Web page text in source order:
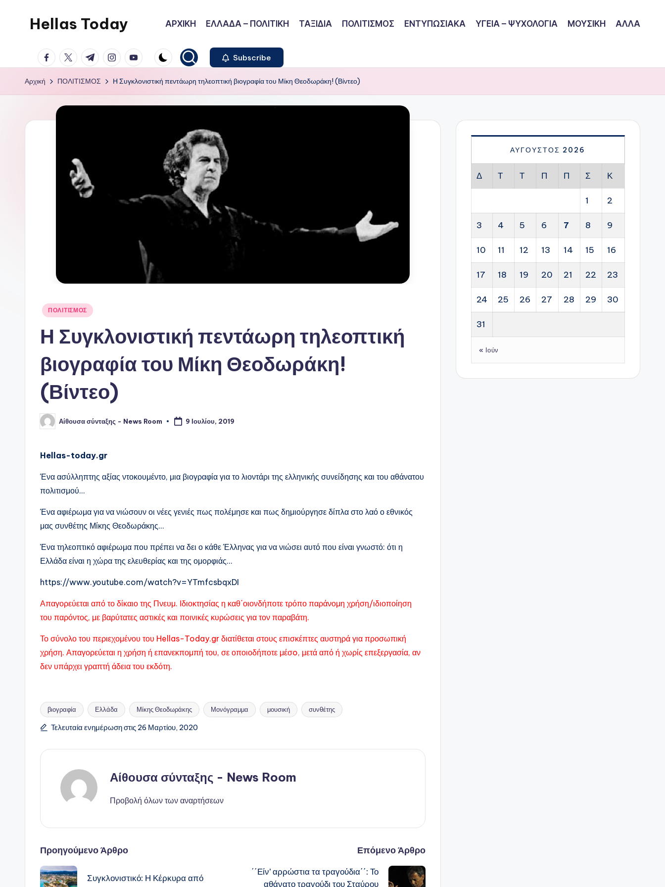
Μετάβαση
περιεχόμενο
Hellas Today ΑΡΧΙΚΗ ΕΛΛΑΔΑ – ΠΟΛΙΤΙΚΗ ΤΑΞΙΔΙΑ ΠΟΛΙΤΙΣΜΟΣ ΕΝΤΥΠΩΣΙΑΚΑ ΥΓΕΙΑ – ΨΥΧΟΛΟΓΙΑ ΜΟΥΣΙΚΗ ΑΛΛΑ
facebook.com
twitter.com
t.me instagram.com
youtube.com Subscribe
Αρχική ΠΟΛΙΤΙΣΜΟΣ Η Συγκλονιστική πεντάωρη τηλεοπτική βιογραφία του Μίκη Θεοδωράκη! (Βίντεο)
Αναρτήθηκε
ΠΟΛΙΤΙΣΜΟΣ
Η Συγκλονιστική πεντάωρη τηλεοπτική
βιογραφία του Μίκη Θεοδωράκη!
(Βίντεο)
Συγγραφέας:Αίθουσα σύνταξης - News Room 9 Ιουλίου, 2019
Hellas-today.gr
Ένα ασύλληπτης αξίας ντοκουμέντο, μια βιογραφία για το λιοντάρι της ελληνικής συνείδησης και του αθάνατου
πολιτισμού…
Ένα αφιέρωμα για να νιώσουν οι νέες γενιές πως πολέμησε και πως δημιούργησε δίπλα στο λαό ο εθνικός
μας συνθέτης Μίκης Θεοδωράκης…
Ένα τηλεοπτικό αφιέρωμα που πρέπει να δει ο κάθε Έλληνας για να νιώσει αυτό που είναι γνωστό: ότι η
Ελλάδα είναι η χώρα της ελευθερίας και της ομορφιάς…
https://www.youtube.com/watch?v=YTmfcsbqxDI
Απαγορεύεται από το δίκαιο της Πνευμ. Ιδιοκτησίας η καθ΄οιονδήποτε τρόπο παράνομη χρήση/ιδιοποίηση
του παρόντος, με βαρύτατες αστικές και ποινικές κυρώσεις για τον παραβάτη.
Το σύνολο του περιεχομένου του Hellas-Today.gr διατίθεται στους επισκέπτες αυστηρά για προσωπική
χρήση. Απαγορεύεται η χρήση ή επανεκπομπή του, σε οποιοδήποτε μέσo, μετά από ή χωρίς επεξεργασία, αν
δεν υπάρχει γραπτή άδεια του εκδότη.
Ετικέτες:
βιογραφία Ελλάδα Μίκης Θεοδωράκης Μονόγραμμα μουσική συνθέτης
Τελευταία ενημέρωση στις 26 Μαρτίου, 2020
Αίθουσα σύνταξης - News Room
Προβολή όλων των αναρτήσεων
Πλοήγηση
δημοσιεύσεων
Προηγούμενο Άρθρο
Συγκλονιστικό: Η Κέρκυρα από
Επόμενο Άρθρο
΄΄Είν’ αρρώστια τα τραγούδια΄΄: Το
αθάνατο τραγούδι του Σταύρου
ΑΎΓΟΥΣΤΟΣ 2026
Δ Τ Τ Π Π Σ Κ
1 2
3 4 5 6 7 8 9
10 11 12 13 14 15 16
17 18 19 20 21 22 23
24 25 26 27 28 29 30
31
« Ιούν